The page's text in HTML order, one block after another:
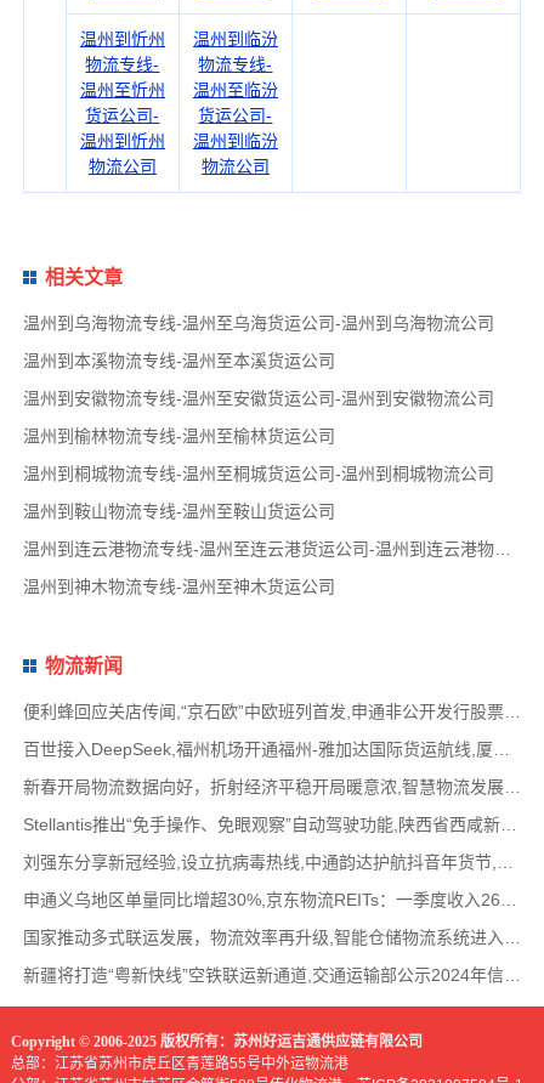
温州到忻州
物流专线-
温州至忻州
货运公司-
温州到忻州
物流公司
温州到临汾
物流专线-
温州至临汾
货运公司-
温州到临汾
物流公司
相关文章
温州到乌海物流专线-温州至乌海货运公司-温州到乌海物流公司
温州到本溪物流专线-温州至本溪货运公司
温州到安徽物流专线-温州至安徽货运公司-温州到安徽物流公司
温州到榆林物流专线-温州至榆林货运公司
温州到桐城物流专线-温州至桐城货运公司-温州到桐城物流公司
温州到鞍山物流专线-温州至鞍山货运公司
温州到连云港物流专线-温州至连云港货运公司-温州到连云港物流公司
温州到神木物流专线-温州至神木货运公司
物流新闻
便利蜂回应关店传闻,“京石欧”中欧班列首发,申通非公开发行股票方案失效,老挝中通和老挝
百世接入DeepSeek,福州机场开通福州-雅加达国际货运航线,厦门拟立法保障网约配送员劳动权益
新春开局物流数据向好，折射经济平稳开局暖意浓,智慧物流发展迅猛，新一代信息技术深度融
Stellantis推出“免手操作、免眼观察”自动驾驶功能,陕西省西咸新区公示首批智能网联道路测试
新疆将打造“粤新快线”空铁联运新通道,交通运输部公示2024年信用交通典型案例,网络货运平
Copyright © 2006-2025 版权所有：苏州好运吉通供应链有限公司
总部：江苏省苏州市虎丘区青莲路55号中外运物流港